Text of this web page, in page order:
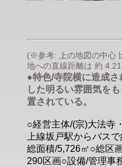
(※参考: 上の地図の中心
地への直線距離は 約
●特色/寺院横に造成
した明るい雰囲気を
置されている。
○経営主体/(宗)大法寺
上線坂戸駅からバス
総面積/5,726㎡○総区
290区画○設備/管理事